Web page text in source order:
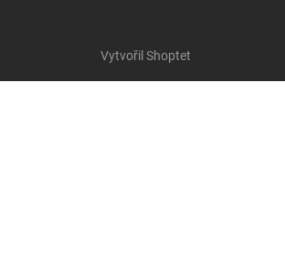
Vytvořil Shoptet